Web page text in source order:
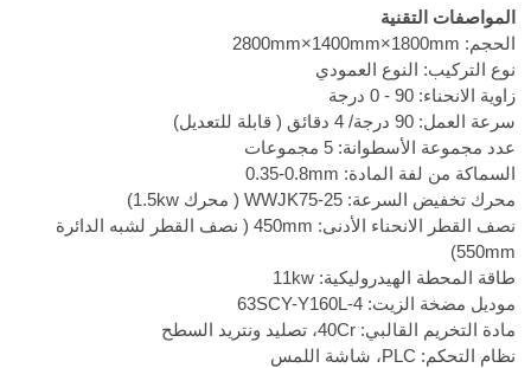
المواصفات التقنية
الحجم: 2800mm×1400mm×1800mm
نوع التركيب: النوع العمودي
زاوية الانحناء:0 - 90 درجة
سرعة العمل: 90 درجة/ 4 دقائق ( قابلة للتعديل)
عدد مجموعة الأسطوانة: 5 مجموعات
السماكة من لفة المادة: 0.35-0.8mm
محرك تخفيض السرعة: WWJK75-25 ( محرك 1.5kw)
نصف القطر الانحناء الأدنى: 450mm ( نصف القطر لشبه الدائرة
550mm)
طاقة المحطة الهيدروليكية: 11kw
موديل مضخة الزيت: 63SCY-Y160L-4
مادة التخريم القالبي: 40Cr، تصليد ونتريد السطح
نظام التحكم: PLC، شاشة اللمس